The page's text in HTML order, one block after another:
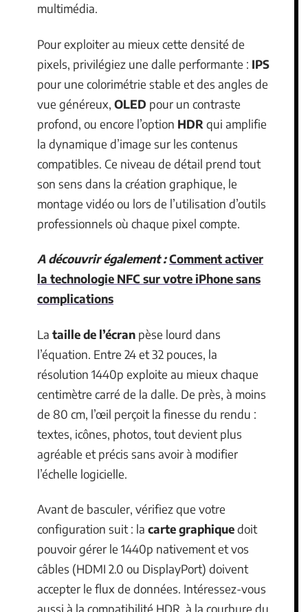
multimédia.
Pour exploiter au mieux cette densité de
pixels, privilégiez une dalle performante : IPS
pour une colorimétrie stable et des angles de
vue généreux, OLED pour un contraste
profond, ou encore l’option HDR qui amplifie
la dynamique d’image sur les contenus
compatibles. Ce niveau de détail prend tout
son sens dans la création graphique, le
montage vidéo ou lors de l’utilisation d’outils
professionnels où chaque pixel compte.
A découvrir également :Comment activer
la technologie NFC sur votre iPhone sans
complications
La taille de l’écran pèse lourd dans
l’équation. Entre 24 et 32 pouces, la
résolution 1440p exploite au mieux chaque
centimètre carré de la dalle. De près, à moins
de 80 cm, l’œil perçoit la finesse du rendu :
textes, icônes, photos, tout devient plus
agréable et précis sans avoir à modifier
l’échelle logicielle.
Avant de basculer, vérifiez que votre
configuration suit : la carte graphiquedoit
pouvoir gérer le 1440p nativement et vos
câbles (HDMI 2.0 ou DisplayPort) doivent
accepter le flux de données. Intéressez-vous
aussi à la compatibilité HDR, à la courbure du